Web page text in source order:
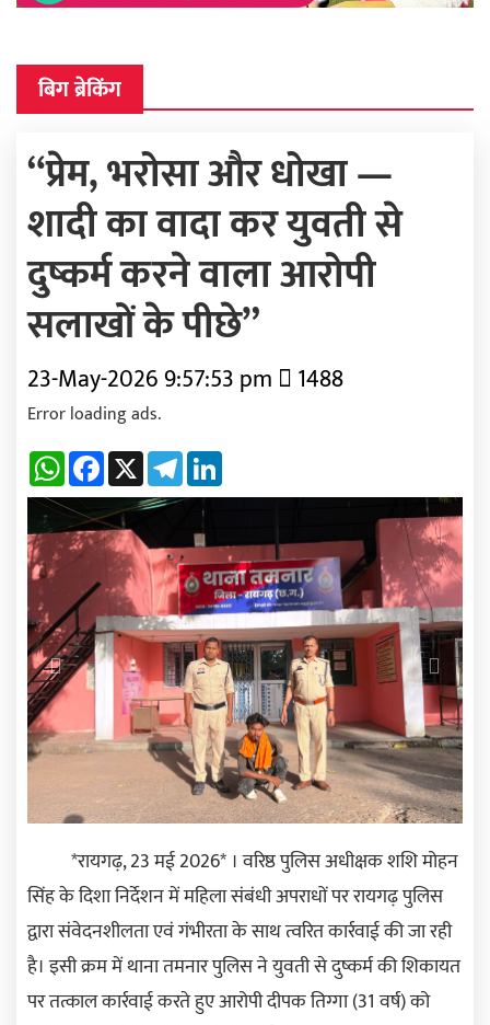
बिग ब्रेकिंग
“प्रेम, भरोसा और धोखा —
शादी का वादा कर युवती से
दुष्कर्म करने वाला आरोपी
सलाखों के पीछे”
23-May-2026 9:57:53 pm 1488
Error loading ads.
WhatsAppFacebook
X Telegram
Previous Next
*रायगढ़, 23 मई 2026* । वरिष्ठ पुलिस अधीक्षक शशि मोहन
सिंह के दिशा निर्देशन में महिला संबंधी अपराधों पर रायगढ़ पुलिस
द्वारा संवेदनशीलता एवं गंभीरता के साथ त्वरित कार्रवाई की जा रही
है। इसी क्रम में थाना तमनार पुलिस ने युवती से दुष्कर्म की शिकायत
पर तत्काल कार्रवाई करते हुए आरोपी दीपक तिग्गा (31 वर्ष) को